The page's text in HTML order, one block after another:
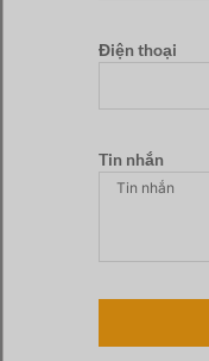
Điện thoại
Tin nhắn